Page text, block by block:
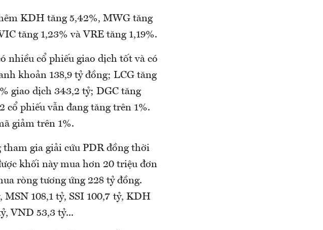
KDH tăng 5,42%, MWG tăng
tăng 1,23% và VRE tăng 1,19%.
nhiều cổ phiếu giao dịch tốt và có
khoản 138,9 tỷ đồng; LCG tăng
giao dịch 343,2 tỷ; DGC tăng
cổ phiếu vẫn đang tăng trên 1%.
giảm trên 1%.
gia giải cứu PDR đồng thời
khối này mua hơn 20 triệu đơn
ròng tương ứng 228 tỷ đồng.
108,1 tỷ, SSI 100,7 tỷ, KDH
VND 53,3 tỷ...